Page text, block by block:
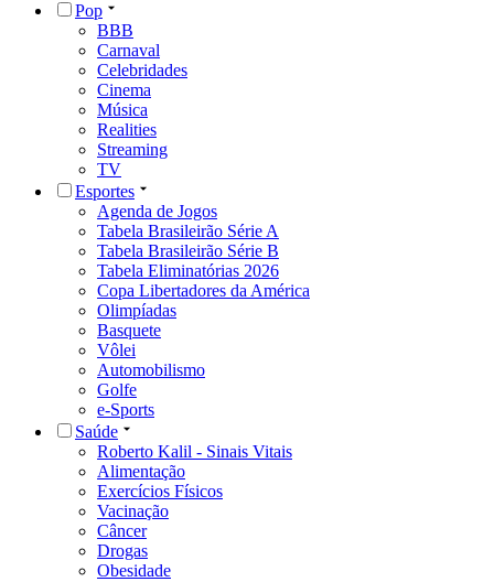
Pop
BBB
Carnaval
Celebridades
Cinema
Música
Realities
Streaming
TV
Esportes
Agenda de Jogos
Tabela Brasileirão Série A
Tabela Brasileirão Série B
Tabela Eliminatórias 2026
Copa Libertadores da América
Olimpíadas
Basquete
Vôlei
Automobilismo
Golfe
e-Sports
Saúde
Roberto Kalil - Sinais Vitais
Alimentação
Exercícios Físicos
Vacinação
Câncer
Drogas
Obesidade